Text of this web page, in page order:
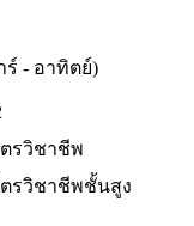
ร์ - อาทิตย์)
รวิชาชีพ
รวิชาชีพชั้นสูง